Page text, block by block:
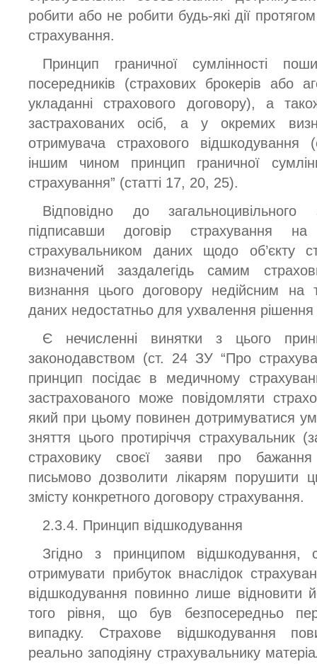
робити або не робити будь-які дії
страхування.
Принцип граничної сумлінності
посередників (страхових брокерів або
укладанні страхового договору), а
застрахованих осіб, а у окремих
отримувача страхового
іншим чином принцип граничної
страхування” (статті 17, 20, 25).
Відповідно до загальноцивільного
підписавши договір страхування
страхувальником даних щодо об’єкту
визначений заздалегідь самим
визнання цього договору недійсним на
даних недостатньо для ухвалення рішення
Є нечисленні винятки з цього
законодавством (ст. 24 ЗУ “Про
принцип посідає в медичному
застрахованого може повідомляти
який при цьому повинен дотримуватися
зняття цього протиріччя страхувальник
страховику своєї заяви про бажання
письмово дозволити лікарям порушити
змісту конкретного договору страхування.
2.3.4. Принцип відшкодування
Згідно з принципом відшкодування,
отримувати прибуток внаслідок
відшкодування повинно лише відновити
того рівня, що був безпосередньо
випадку. Страхове відшкодування
реально заподіяну страхувальнику